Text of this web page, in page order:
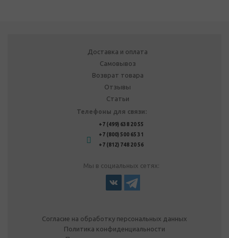
Доставка и оплата
Самовывоз
Возврат товара
Отзывы
Статьи
Телефоны для связи:
+7 (499) 638 20 55
+7 (800) 500 65 31
+7 (812) 748 20 56
Мы в социальных сетях:
Согласие на обработку персональных данных
Политика конфиденциальности